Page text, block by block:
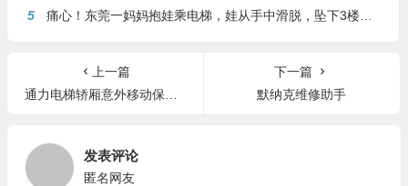
5
痛心！东莞一妈妈抱娃乘电梯，娃从手中滑脱，坠下3楼身亡
上一篇
通力电梯轿厢意外移动保护（UCMP）操作步骤
下一篇
默纳克维修助手
发表评论
匿名网友